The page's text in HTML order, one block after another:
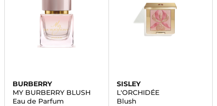
BURBERRY
MY BURBERRY BLUSH
Eau de Parfum
SISLEY
L'ORCHIDÉE
Blush